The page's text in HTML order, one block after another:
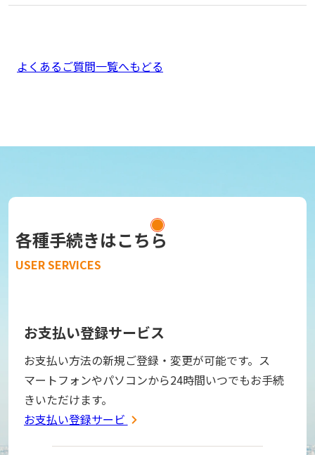
よくあるご質問一覧へもどる
各種手続きはこちら
USER SERVICES
お支払い登録サービス
お支払い方法の新規ご登録・変更が可能です。ス
マートフォンやパソコンから24時間いつでもお手続
きいただけます。
お支払い登録サービス